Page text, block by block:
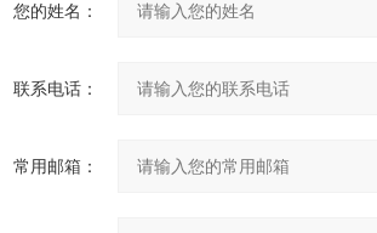
您的姓名：
联系电话：
常用邮箱：